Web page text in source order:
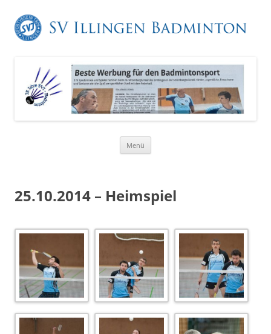
Menü
25.10.2014 – Heimspiel